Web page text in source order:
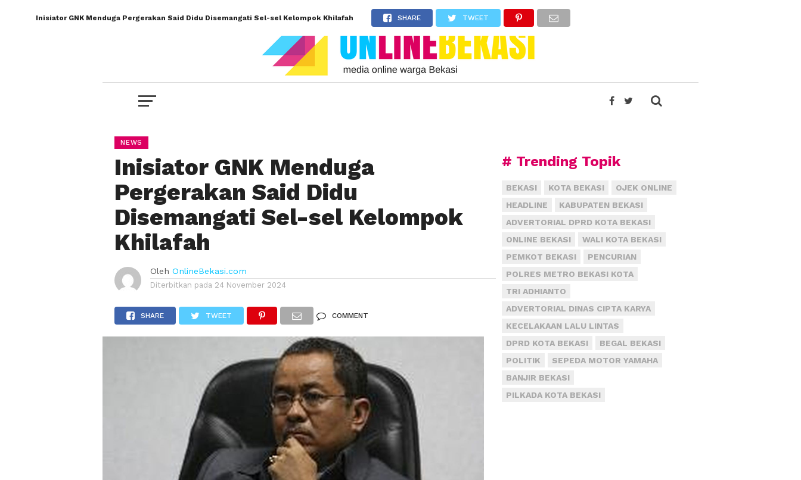
Inisiator GNK Menduga Pergerakan Said Didu Disemangati Sel-sel Kelompok Khilafah SHARE TWEET
NEWS
Inisiator GNK Menduga
Pergerakan Said Didu
Disemangati Sel-sel Kelompok
Khilafah
Oleh OnlineBekasi.com
Diterbitkan pada 24 November 2024
SHARE TWEET COMMENT
# Trending Topik
BEKASI KOTA BEKASI
OJEK ONLINE
HEADLINE
KABUPATEN BEKASI
ADVERTORIAL DPRD KOTA BEKASI
ONLINE BEKASI
WALI KOTA BEKASI
PEMKOT BEKASI
PENCURIAN
POLRES METRO BEKASI KOTA
TRI ADHIANTO
ADVERTORIAL DINAS CIPTA KARYA
KECELAKAAN LALU LINTAS
DPRD KOTA BEKASI
BEGAL BEKASI
POLITIK
SEPEDA MOTOR YAMAHA
BANJIR BEKASI
PILKADA KOTA BEKASI